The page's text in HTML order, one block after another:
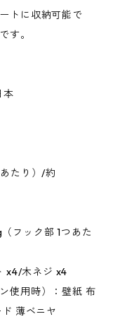
トに収納可能で
す。
本
たり）/約
フック部 1つあた
x4/木ネジ x4
使用時）：壁紙 布
薄ベニヤ